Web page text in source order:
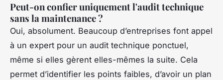
Peut-on confier uniquement l'audit technique
sans la maintenance ?
Oui, absolument. Beaucoup d’entreprises font appel
à un expert pour un audit technique ponctuel,
même si elles gèrent elles-mêmes la suite. Cela
permet d’identifier les points faibles, d’avoir un plan